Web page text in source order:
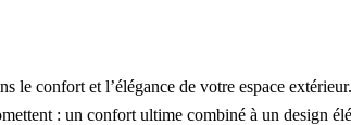
le confort et l’élégance de votre espace
: un confort ultime combiné à un design